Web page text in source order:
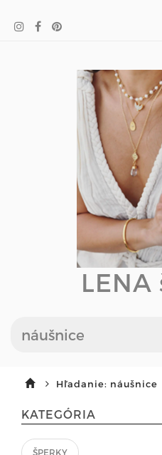
Hľadanie: náušnice
KATEGÓRIA
ŠPERKY